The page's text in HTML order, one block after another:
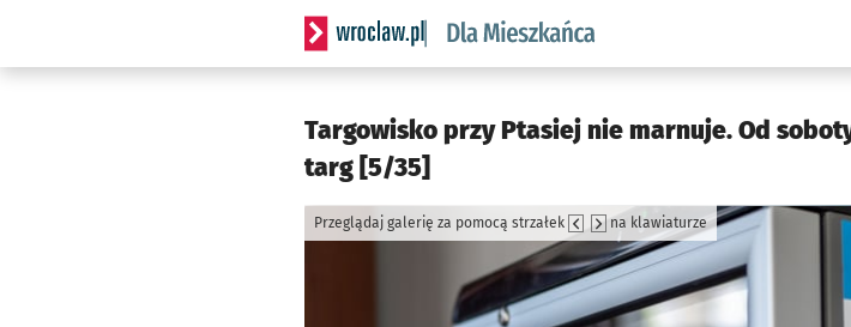
Serwis informacyjny wroclaw.pl podserwis: Dla mieszkańca
Targowisko przy Ptasiej nie marnuje. Od
targ [5/35]
Przeglądaj galerię za pomocą strzałek na klawiaturze